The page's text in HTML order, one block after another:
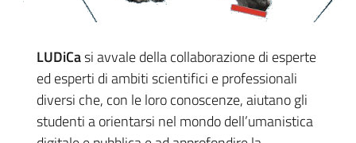
LUDiCasi avvale della collaborazione di esperte
ed esperti di ambiti scientifici e professionali
diversi che, con le loro conoscenze, aiutano gli
studenti a orientarsi nel mondo dell’umanistica